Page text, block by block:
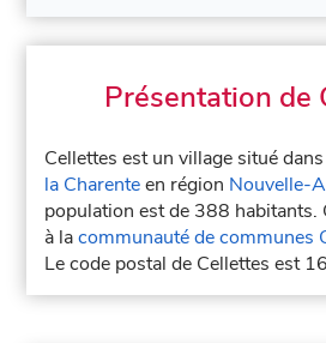
Présentation de
Cellettes est un village situé
la Charenteen région Nouvelle-
population est de 388 habitants.
à lacommunauté de communes
Le code postal de Cellettes est